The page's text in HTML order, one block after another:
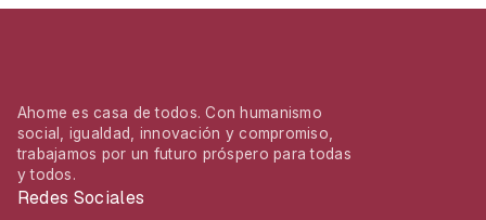
Ahome es casa de todos. Con humanismo
social, igualdad, innovación y compromiso,
trabajamos por un futuro próspero para todas
y todos.
Redes Sociales